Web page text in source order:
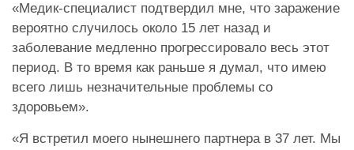
«Медик-специалист подтвердил мне, что заражение
вероятно случилось около 15 лет назад и
заболевание медленно прогрессировало весь этот
период. В то время как раньше я думал, что имею
всего лишь незначительные проблемы со
здоровьем».
«Я встретил моего нынешнего партнера в 37 лет. Мы